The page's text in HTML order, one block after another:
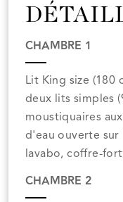
CHAMBRE 1
Lit King size (180
deux lits simples
moustiquaires
d'eau ouverte sur
lavabo, coffre-fort
CHAMBRE 2